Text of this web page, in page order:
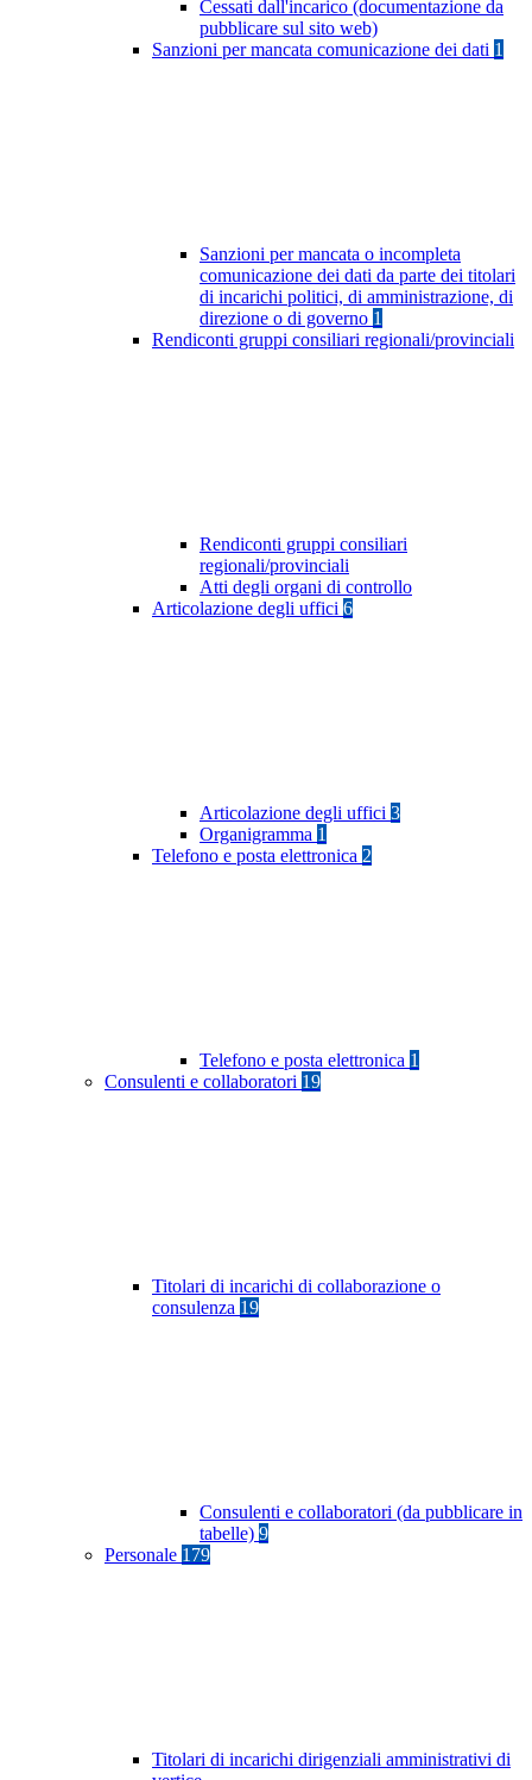
Cessati dall'incarico (documentazione da
pubblicare sul sito web)
Sanzioni per mancata comunicazione dei dati 1
Sanzioni per mancata o incompleta
comunicazione dei dati da parte dei titolari
di incarichi politici, di amministrazione, di
direzione o di governo 1
Rendiconti gruppi consiliari regionali/provinciali
Rendiconti gruppi consiliari
regionali/provinciali
Atti degli organi di controllo
Articolazione degli uffici 6
Articolazione degli uffici 3
Organigramma 1
Telefono e posta elettronica 2
Telefono e posta elettronica 1
Consulenti e collaboratori 19
Titolari di incarichi di collaborazione o
consulenza 19
Consulenti e collaboratori (da pubblicare in
tabelle) 9
Personale 179
Titolari di incarichi dirigenziali amministrativi di